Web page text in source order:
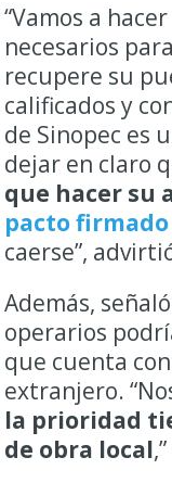
“Vamos a
necesarios
recupere su
calificados y
de Sinopec es
dejar en claro
que hacer su
pacto
caerse”,
Además,
operarios
que cuenta
extranjero.
la prioridad
de obra local